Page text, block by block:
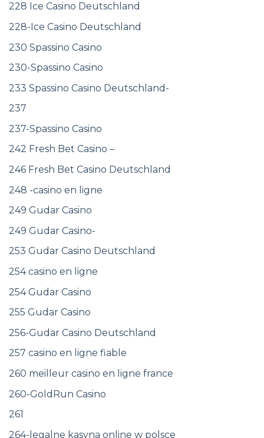
228 Ice Casino Deutschland
228-Ice Casino Deutschland
230 Spassino Casino
230-Spassino Casino
233 Spassino Casino Deutschland-
237
237-Spassino Casino
242 Fresh Bet Casino –
246 Fresh Bet Casino Deutschland
248 -casino en ligne
249 Gudar Casino
249 Gudar Casino-
253 Gudar Casino Deutschland
254 casino en ligne
254 Gudar Casino
255 Gudar Casino
256-Gudar Casino Deutschland
257 casino en ligne fiable
260 meilleur casino en ligne france
260-GoldRun Casino
261
264-legalne kasyna online w polsce